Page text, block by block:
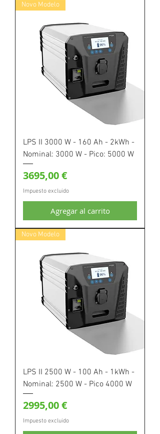
Novo Modelo
LPS II 3000 W - 160 Ah - 2kWh -
Nominal: 3000 W - Pico: 5000 W
Precio
3695,00 €
Impuesto excluido
Agregar al carrito
Novo Modelo
LPS II 2500 W - 100 Ah - 1kWh -
Nominal: 2500 W - Pico 4000 W
Precio
2995,00 €
Impuesto excluido